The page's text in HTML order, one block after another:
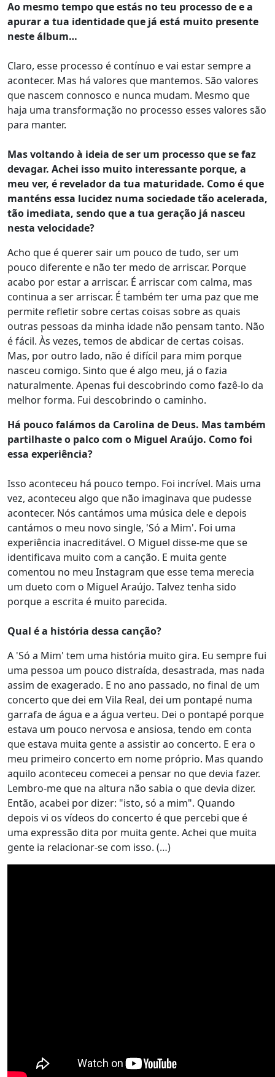
Ao mesmo tempo que estás no teu processo de e a
apurar a tua identidade que já está muito presente
neste álbum…
Claro, esse processo é contínuo e vai estar sempre a
acontecer. Mas há valores que mantemos. São valores
que nascem connosco e nunca mudam. Mesmo que
haja uma transformação no processo esses valores são
para manter.
Mas voltando à ideia de ser um processo que se faz
devagar. Achei isso muito interessante porque, a
meu ver, é revelador da tua maturidade. Como é que
manténs essa lucidez numa sociedade tão acelerada,
tão imediata, sendo que a tua geração já nasceu
nesta velocidade?
Acho que é querer sair um pouco de tudo, ser um
pouco diferente e não ter medo de arriscar. Porque
acabo por estar a arriscar. É arriscar com calma, mas
continua a ser arriscar. É também ter uma paz que me
permite refletir sobre certas coisas sobre as quais
outras pessoas da minha idade não pensam tanto. Não
é fácil. Às vezes, temos de abdicar de certas coisas.
Mas, por outro lado, não é difícil para mim porque
nasceu comigo. Sinto que é algo meu, já o fazia
naturalmente. Apenas fui descobrindo como fazê-lo da
melhor forma. Fui descobrindo o caminho.
Há pouco falámos da Carolina de Deus. Mas também
partilhaste o palco com o Miguel Araújo. Como foi
essa experiência?
Isso aconteceu há pouco tempo. Foi incrível. Mais uma
vez, aconteceu algo que não imaginava que pudesse
acontecer. Nós cantámos uma música dele e depois
cantámos o meu novo single, 'Só a Mim'. Foi uma
experiência inacreditável. O Miguel disse-me que se
identificava muito com a canção. E muita gente
comentou no meu Instagram que esse tema merecia
um dueto com o Miguel Araújo. Talvez tenha sido
porque a escrita é muito parecida.
Qual é a história dessa canção?
A 'Só a Mim' tem uma história muito gira. Eu sempre fui
uma pessoa um pouco distraída, desastrada, mas nada
assim de exagerado. E no ano passado, no final de um
concerto que dei em Vila Real, dei um pontapé numa
garrafa de água e a água verteu. Dei o pontapé porque
estava um pouco nervosa e ansiosa, tendo em conta
que estava muita gente a assistir ao concerto. E era o
meu primeiro concerto em nome próprio. Mas quando
aquilo aconteceu comecei a pensar no que devia fazer.
Lembro-me que na altura não sabia o que devia dizer.
Então, acabei por dizer: "isto, só a mim". Quando
depois vi os vídeos do concerto é que percebi que é
uma expressão dita por muita gente. Achei que muita
gente ia relacionar-se com isso. (…)